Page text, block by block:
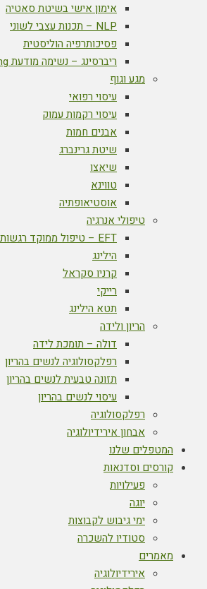
אימון אישי בשיטת סאטיה
NLP – תכנות עצבי לשוני
פסיכותרפיה הוליסטית
ריברסינג – נשימה מודעת Rebirthing
מגע וגוף
עיסוי רפואי
עיסוי רקמות עמוק
אבנים חמות
שיטת גרינברג
שיאצו
טווינא
אוסטיאופתיה
טיפולי אנרגיה
EFT – טיפול ממוקד רגשות
הילינג
קרניו סקראל
רייקי
תטא הילינג
הריון ולידה
דולה – תומכת לידה
רפלקסולוגיה לנשים בהריון
תזונה טבעית לנשים בהריון
עיסוי לנשים בהריון
רפלקסולוגיה
אבחון אירידיולוגיה
המטפלים שלנו
קורסים וסדנאות
פעילויות
יוגה
ימי גיבוש לקבוצות
סטודיו להשכרה
מאמרים
אירידיולוגיה